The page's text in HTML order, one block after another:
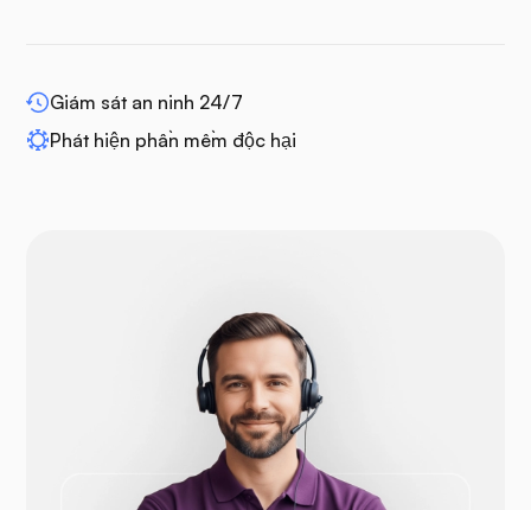
WP-mở rộng
Opencart
Giám sát an ninh 24/7
Phát hiện phần mềm độc hại